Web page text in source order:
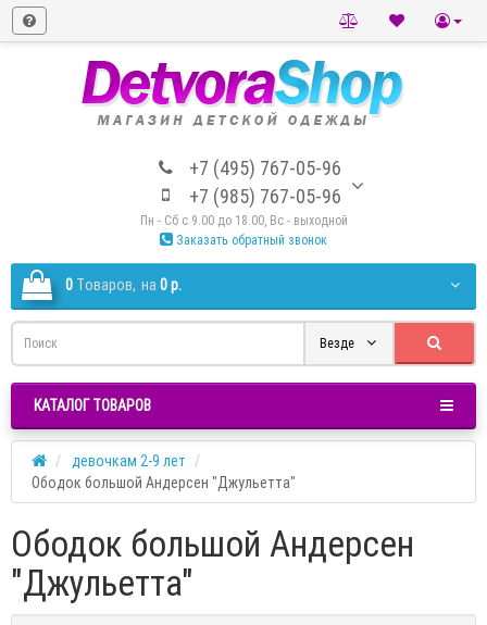
+7 (495) 767-05-96
+7 (985) 767-05-96
Пн - Сб с 9.00 до 18.00, Вс - выходной
Заказать обратный звонок
0 Tоваров, на 0 р.
Везде
КАТАЛОГ ТОВАРОВ
девочкам 2-9 лет
Ободок большой Андерсен "Джульетта"
Ободок большой Андерсен
"Джульетта"